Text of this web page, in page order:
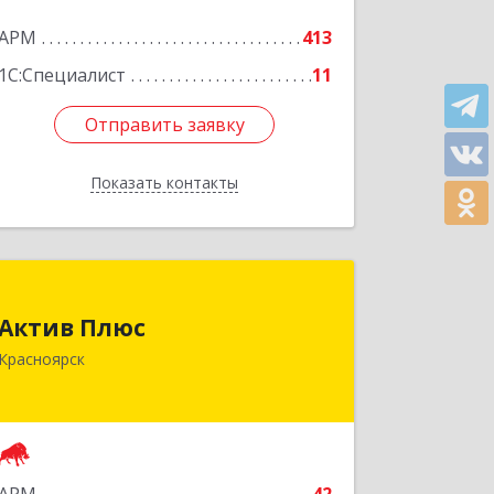
413
1С:Специалист
11
Отправить заявку
Показать контакты
Отправить заявку
Назад
Плюс
Красноярск
Красноярск г, Обороны ул, дом № 3,